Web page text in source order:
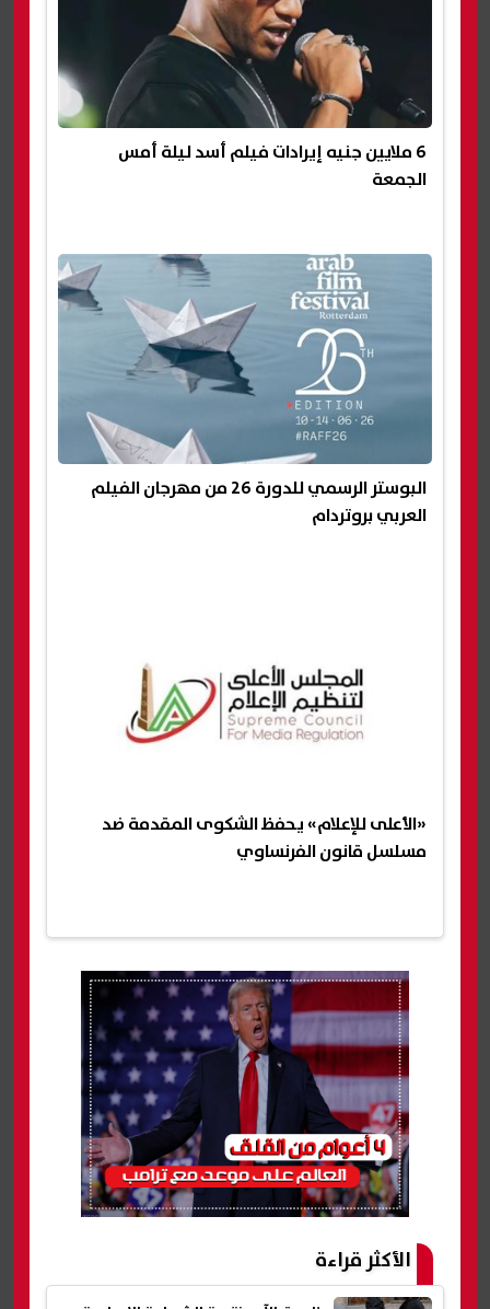
6 ملايين جنيه إيرادات فيلم أسد ليلة أمس
الجمعة
البوستر الرسمي للدورة 26 من مهرجان الفيلم
العربي بروتردام
«الأعلى للإعلام» يحفظ الشكوى المقدمة ضد
مسلسل قانون الفرنساوي
الأكثر قراءة